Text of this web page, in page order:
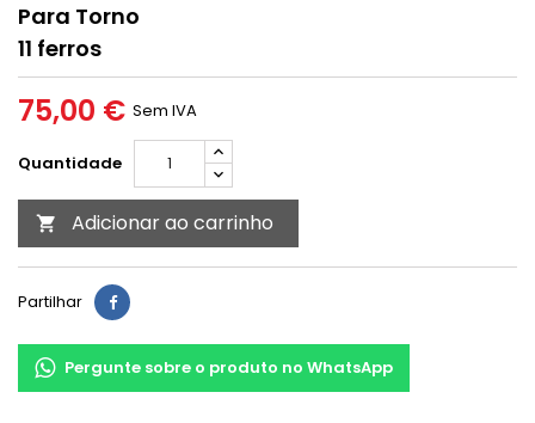
Para Torno
11 ferros
75,00 € Sem IVA
Quantidade
 Adicionar ao carrinho
Partilhar
Pergunte sobre o produto no WhatsApp